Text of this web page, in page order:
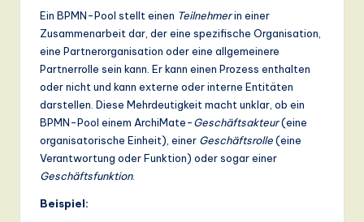
Ein BPMN-Pool stellt einen Teilnehmerin einer
Zusammenarbeit dar, der eine spezifische Organisation,
eine Partnerorganisation oder eine allgemeinere
Partnerrolle sein kann. Er kann einen Prozess enthalten
oder nicht und kann externe oder interne Entitäten
darstellen. Diese Mehrdeutigkeit macht unklar, ob ein
BPMN-Pool einem ArchiMate-Geschäftsakteur(eine
organisatorische Einheit), einer Geschäftsrolle(eine
Verantwortung oder Funktion) oder sogar einer
Geschäftsfunktion.
Beispiel: